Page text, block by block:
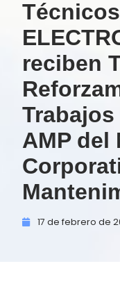
reciben
AMP del
17 de febrero de